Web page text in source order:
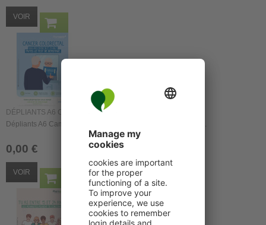
VOIR
DÉPLIANTS A6 CANCER COLORECTAL MARS 2026
Dépliants A6 Campagne Cancer Colorectal Mars 2026 lot de...
0,00 €
VOIR